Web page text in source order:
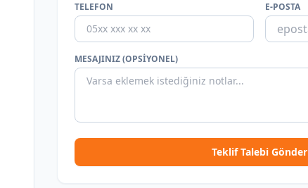
TELEFON E-POSTA
MESAJINIZ (OPSIYONEL)
Teklif Talebi Gönder